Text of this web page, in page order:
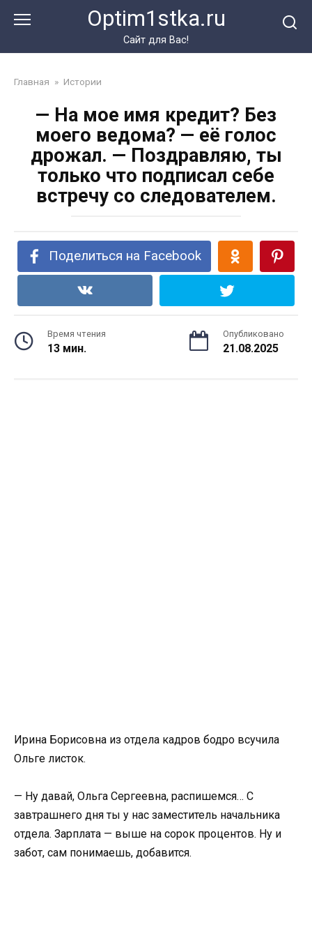
Optim1stka.ru
Сайт для Вас!
Главная » Истории
— На мое имя кредит? Без
моего ведома? — её голос
дрожал. — Поздравляю, ты
только что подписал себе
встречу со следователем.
Поделиться на Facebook
Время чтения
13 мин.
Опубликовано
21.08.2025
Ирина Борисовна из отдела кадров бодро всучила
Ольге листок.
— Ну давай, Ольга Сергеевна, распишемся… С
завтрашнего дня ты у нас заместитель начальника
отдела. Зарплата — выше на сорок процентов. Ну и
забот, сам понимаешь, добавится.